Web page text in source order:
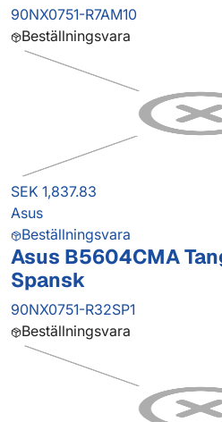
90NX0751-R7AM10
Beställningsvara
SEK 1,837.83
Asus
Beställningsvara
Asus B5604CMA
Spansk
90NX0751-R32SP1
Beställningsvara